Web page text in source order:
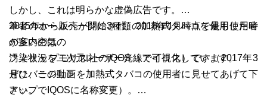
しかし、これは明らかな虚偽広告です。
筆者のホームページに3種類の加熱式タバコを使用した時
の室内空気の
汚染状況を二次元レーザー光線で可視化しています。
ぜひ、この動画を加熱式タバコの使用者に見せてあげて下
さい。
2015年から販売が開始され、2018年4月時点で最も使用者
が多いのは
フィリップモリス社のiQOS（アイコス）です（2017年3
月にバージョン
アップでIQOSに名称変更）。